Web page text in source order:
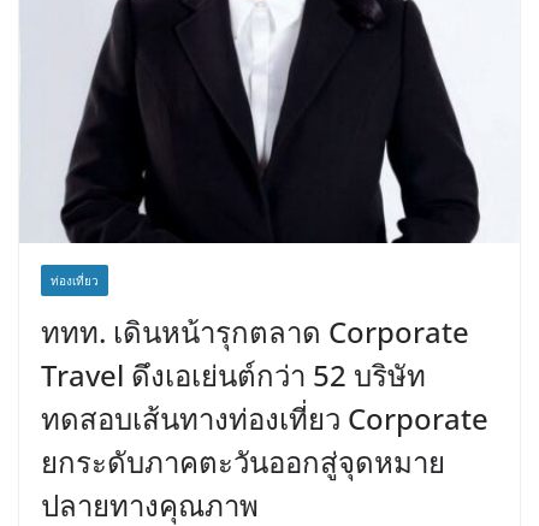
ท่องเที่ยว
ททท. เดินหน้ารุกตลาด Corporate
Travel ดึงเอเย่นต์กว่า 52 บริษัท
ทดสอบเส้นทางท่องเที่ยว Corporate
ยกระดับภาคตะวันออกสู่จุดหมาย
ปลายทางคุณภาพ